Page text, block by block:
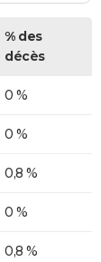
% des
décès
0 %
0 %
0,8 %
0 %
0,8 %